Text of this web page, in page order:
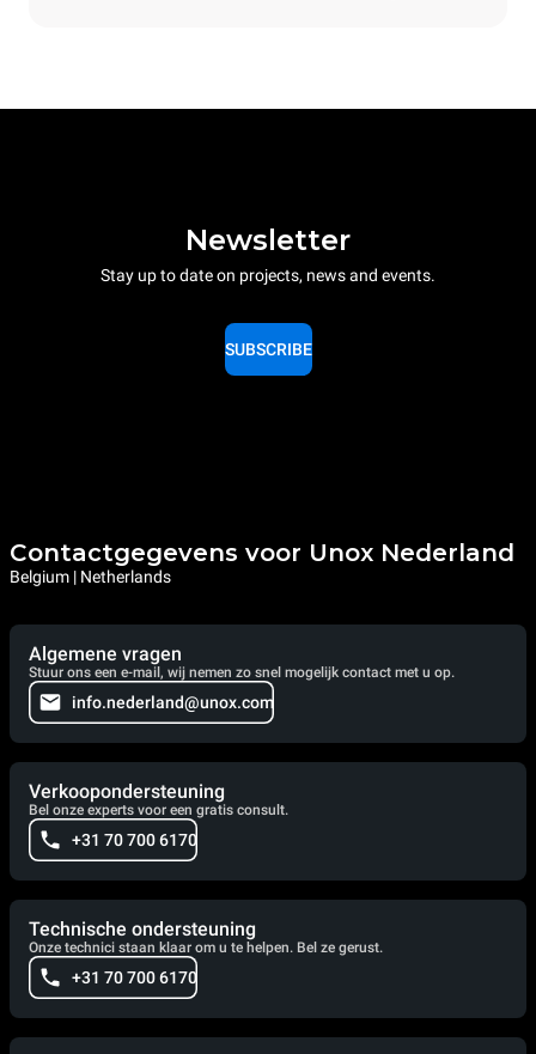
Newsletter
Stay up to date on projects, news and events.
SUBSCRIBE
Contactgegevens voor Unox Nederland
Belgium | Netherlands
Algemene vragen
Stuur ons een e-mail, wij nemen zo snel mogelijk contact met u op.
info.nederland@unox.com
Verkoopondersteuning
Bel onze experts voor een gratis consult.
+31 70 700 6170
Technische ondersteuning
Onze technici staan klaar om u te helpen. Bel ze gerust.
+31 70 700 6170